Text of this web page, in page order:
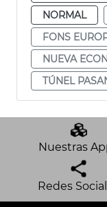
NORMAL
FONS
NUEVA
TÚNEL
Nuestras
Redes